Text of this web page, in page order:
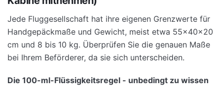
Jede Fluggesellschaft hat ihre eigenen Grenzwerte für
Handgepäckmaße und Gewicht, meist etwa 55x40x20
cm und 8 bis 10 kg. Überprüfen Sie die genauen Maße
bei Ihrem Beförderer, da sie sich unterscheiden.
Die 100-ml-Flüssigkeitsregel - unbedingt zu wissen